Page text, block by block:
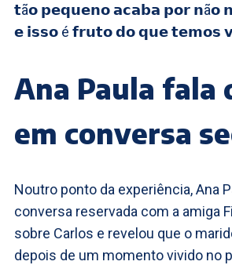
𝘁ã𝗼 𝗽𝗲𝗾𝘂𝗲𝗻𝗼 𝗮𝗰𝗮𝗯𝗮 𝗽𝗼𝗿 𝗻ã𝗼
𝗲 𝗶𝘀𝘀𝗼 é 𝗳𝗿𝘂𝘁𝗼 𝗱𝗼 𝗾𝘂𝗲 𝘁𝗲𝗺𝗼𝘀
Ana Paula fala
em conversa
Noutro ponto da experiência, Ana
conversa reservada com a amiga
sobre Carlos e revelou que o
depois de um momento vivido no